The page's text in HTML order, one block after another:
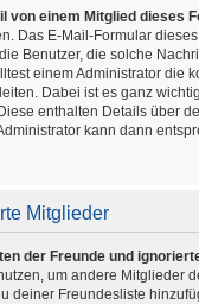
von einem Mitglied dieses
Das E-Mail-Formular
Benutzer, die solche
einem Administrator die
Dabei ist es ganz
enthalten Details über
kann dann
Mitglieder
der Freunde und
um andere Mitglieder
deiner Freundesliste